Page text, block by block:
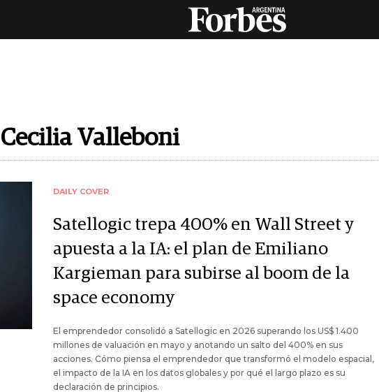
Valleboni
DAILY COVER
Satellogic trepa 400% en Wall Street y
apuesta a la IA: el plan de Emiliano
Kargieman para subirse al boom de la
space economy
El emprendedor consolidó a Satellogic en 2026 superando los US$ 1.400
millones de valuación en mayo y anotando un salto del 400% en sus
acciones. Cómo piensa el emprendedor que transformó el modelo espacial,
el impacto de la IA en los datos globales y por qué el largo plazo es su
declaración de principios.